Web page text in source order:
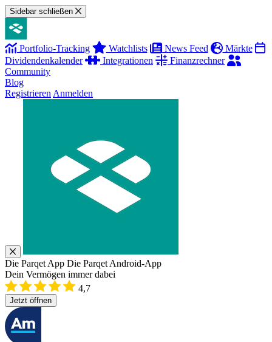
Sidebar schließen
Portfolio-Tracking Watchlists News Feed
Märkte
Dividendenkalender
Integrationen
Finanzrechner
Community
Blog
Registrieren Anmelden
Die Parqet App Die Parqet Android-App
Dein Vermögen immer dabei
4,7
Jetzt öffnen